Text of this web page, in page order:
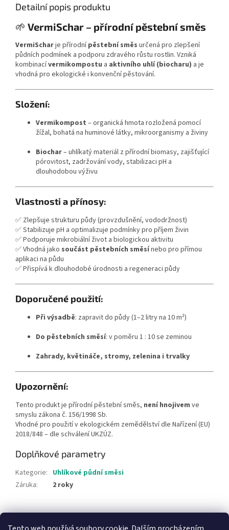
Detailní popis produktu
🌱 VermiSchar – přírodní pěstební směs
VermiScharje přírodnípěstební směs určená pro zlepšení
půdních podmínek a podporu zdravého růstu rostlin. Vzniká
kombinacívermikompostu a aktivního uhlí (biocharu) a je
vhodná pro ekologické i konvenční pěstování.
Složení:
Vermikompost – organická hmota rozložená pomocí
žížal, bohatá na huminové látky, mikroorganismy a živiny
Biochar– uhlíkatý materiál z přírodní biomasy, zajišťující
pórovitost, zadržování vody, stabilizaci pH a
dlouhodobou výživu
Vlastnosti a přínosy:
✅ Zlepšuje strukturu půdy (provzdušnění, vododržnost)
✅ Stabilizuje pH a optimalizuje podmínky pro příjem živin
✅ Podporuje mikrobiální život a biologickou aktivitu
✅ Vhodná jako součást pěstebních směsínebo pro přímou
aplikaci na půdu
✅ Přispívá k dlouhodobé úrodnosti a regeneraci půdy
Doporučené použití:
Při výsadbě: zapravit do půdy (1–2 litry na 10 m²)
Do pěstebních směsí: v poměru 1 : 10 se zeminou
Zahrady, květináče, stromy, zelenina i trvalky
Upozornění:
Tento produkt je přírodní pěstební směs, není hnojivem ve
smyslu zákona č. 156/1998 Sb.
Vhodné pro použití v ekologickém zemědělství dle Nařízení (EU)
2018/848 – dle schválení UKZÚZ.
Doplňkové parametry
Kategorie: Uhlíkové půdní směsi
Záruka: 2 roky
Z